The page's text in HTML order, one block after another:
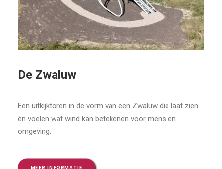
De Zwaluw
Een uitkijktoren in de vorm van een Zwaluw die laat zien
én voelen wat wind kan betekenen voor mens en
omgeving.
MEER INFORMATIE